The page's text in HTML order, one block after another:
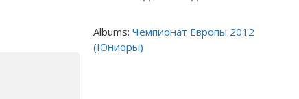
Albums: Чемпионат Европы 2012
(Юниоры)